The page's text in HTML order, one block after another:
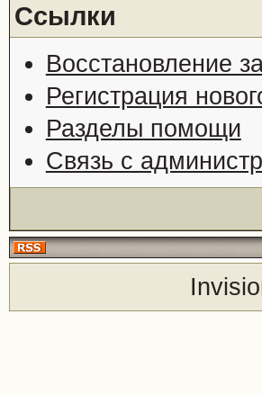
Ссылки
Восстановление
Регистрация
Разделы помощи
Связь с